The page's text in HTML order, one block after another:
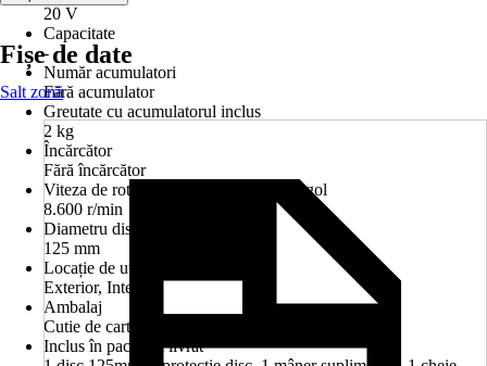
20 V
Capacitate
-
Număr acumulatori
Fără acumulator
Greutate cu acumulatorul inclus
2 kg
Încărcător
Fără încărcător
Viteza de rotaţie pentru funcţionare în gol
8.600 r/min
Diametru disc
125 mm
Locație de utilizare
Exterior, Interior
Ambalaj
Cutie de carton
Inclus în pachetul livrat
Fișe de date
Salt zonă